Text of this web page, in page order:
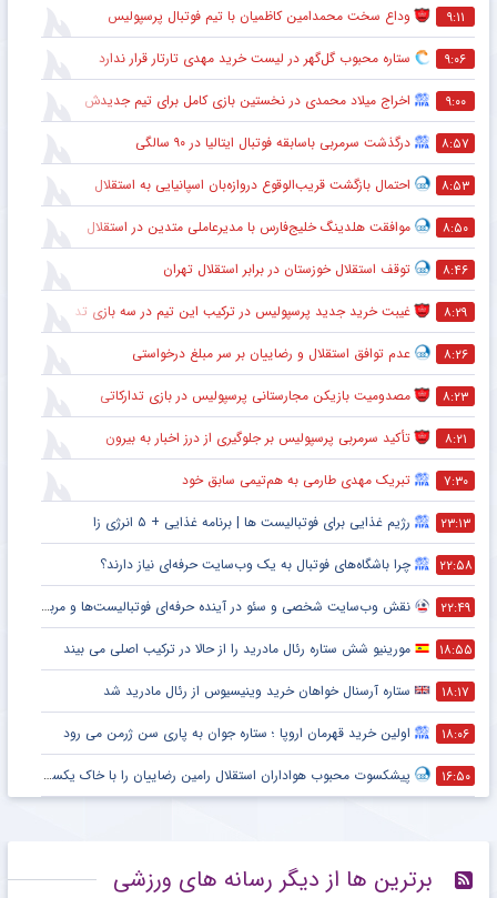
۹:۱۱ وداع سخت محمدامین کاظمیان با تیم فوتبال پرسپولیس
۹:۰۶ ستاره محبوب گل‌گهر در لیست خرید مهدی تارتار قرار ندارد
۹:۰۰ اخراج میلاد محمدی در نخستین بازی کامل برای تیم جدیدش
۸:۵۷ درگذشت سرمربی باسابقه فوتبال ایتالیا در ۹۰ سالگی
۸:۵۳ احتمال بازگشت قریب‌الوقوع دروازه‌بان اسپانیایی به استقلال
۸:۵۰ موافقت هلدینگ خلیج‌فارس با مدیرعاملی متدین در استقلال
۸:۴۶ توقف استقلال خوزستان در برابر استقلال تهران
۸:۲۹ غیبت خرید جدید پرسپولیس در ترکیب این تیم در سه بازی تدارکاتی
۸:۲۶ عدم توافق استقلال و رضاییان بر سر مبلغ درخواستی
۸:۲۳ مصدومیت بازیکن مجارستانی پرسپولیس در بازی تدارکاتی
۸:۲۱ تأکید سرمربی پرسپولیس بر جلوگیری از درز اخبار به بیرون
۷:۳۰ تبریک مهدی طارمی به هم‌تیمی سابق خود
۲۳:۱۳ رژیم غذایی برای فوتبالیست ها | برنامه غذایی + ۵ انرژی زا
۲۲:۵۸ چرا باشگاه‌های فوتبال به یک وب‌سایت حرفه‌ای نیاز دارند؟
۲۲:۴۹ نقش وب‌سایت شخصی و سئو در آینده حرفه‌ای فوتبالیست‌ها و مربیان
۱۸:۵۵ مورینیو شش ستاره رئال مادرید را از حالا در ترکیب اصلی می بیند
۱۸:۱۷ ستاره آرسنال خواهان خرید وینیسیوس از رئال مادرید شد
۱۸:۰۶ اولین خرید قهرمان اروپا ؛ ستاره جوان به پاری سن ژرمن می رود
۱۶:۵۰ پیشکسوت محبوب هواداران استقلال رامین رضاییان را با خاک یکسان کرد + جزئیات
برترین ها از دیگر رسانه های ورزشی